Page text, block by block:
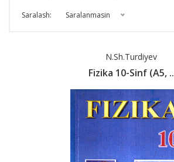
Saralash: Saralanmasin
N.Sh.Turdiyev
Fizika 10-Sinf (А5, ..